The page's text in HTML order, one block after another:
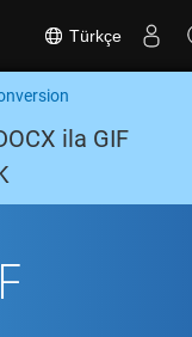
Türkçe
ila GIF